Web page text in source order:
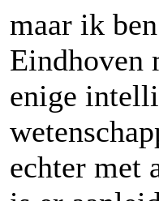
maar ik
Eindhoven
enige
echter met